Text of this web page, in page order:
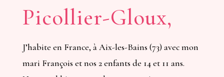
Picollier-Gloux,
J’habite en France, à Aix-les-Bains (73) avec mon
mari François et nos 2 enfants de 14 et 11 ans.